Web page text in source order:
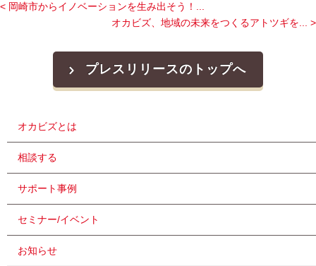
< 岡崎市からイノベーションを生み出そう！...
オカビズ、地域の未来をつくるアトツギを... >
プレスリリースのトップへ
オカビズとは
相談する
サポート事例
セミナー/イベント
お知らせ